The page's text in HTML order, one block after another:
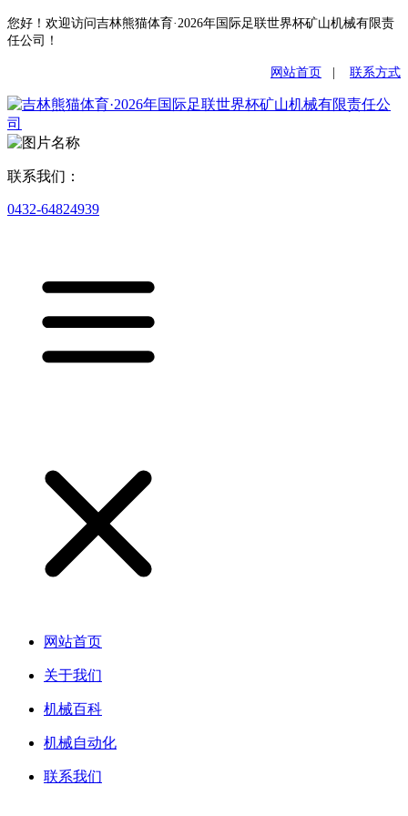
您好！欢迎访问吉林熊猫体育·2026年国际足联世界杯矿山机械有限责
任公司！
网站首页 联系方式
联系我们：
0432-64824939
网站首页
关于我们
机械百科
机械自动化
联系我们